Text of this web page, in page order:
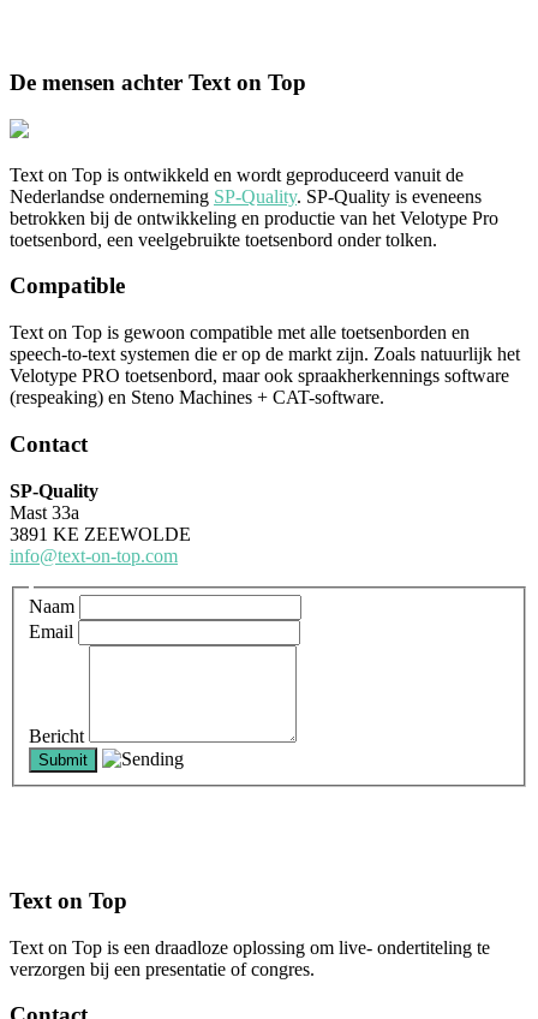
De mensen achter Text on Top
Text on Top is ontwikkeld en wordt geproduceerd vanuit de
Nederlandse onderneming SP-Quality. SP-Quality is eveneens
betrokken bij de ontwikkeling en productie van het Velotype Pro
toetsenbord, een veelgebruikte toetsenbord onder tolken.
Compatible
Text on Top is gewoon compatible met alle toetsenborden en
speech-to-text systemen die er op de markt zijn. Zoals natuurlijk het
Velotype PRO toetsenbord, maar ook spraakherkennings software
(respeaking) en Steno Machines + CAT-software.
Contact
SP-Quality
Mast 33a
3891 KE ZEEWOLDE
info@text-on-top.com
Naam
Email
Bericht
Text on Top
Text on Top is een draadloze oplossing om live- ondertiteling te
verzorgen bij een presentatie of congres.